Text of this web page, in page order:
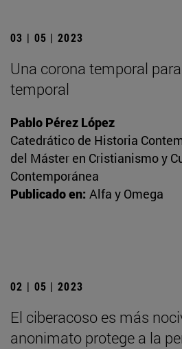
03 | 05 | 2023
Una corona temporal
temporal
Pablo Pérez López
Catedrático de Historia
del Máster en Cristianismo y
Contemporánea
Publicado en: Alfa y Omega
02 | 05 | 2023
El ciberacoso es más
anonimato protege a la